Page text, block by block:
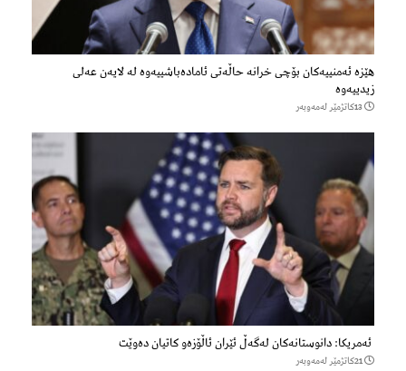
هێزه‌ ئه‌منییه‌كان بۆچی خرانە حاڵه‌تی ئاماده‌باشییه‌وه‌ لە لایەن عەلی
زیدییەوە
13كاتژمێر لەمەوبەر
ئەمریکا: دانوستانەکان لەگەڵ ئێران ئاڵۆزەو کاتیان دەوێت
21كاتژمێر لەمەوبەر